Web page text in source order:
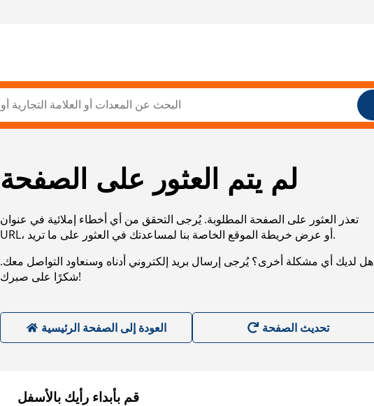
لم يتم العثور على الصفحة
تعذر العثور على الصفحة المطلوبة. يُرجى التحقق من أي أخطاء إملائية في عنوان
URL، أو عرض خريطة الموقع الخاصة بنا لمساعدتك في العثور على ما تريد.
هل لديك أي مشكلة أخرى؟ يُرجى إرسال بريد إلكتروني أدناه وسنعاود التواصل معك.
شكرًا على صبرك!
العودة إلى الصفحة الرئيسية
قم بأبداء رأيك بالأسفل